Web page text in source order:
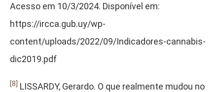
Acesso em 10/3/2024. Disponível em:
https://ircca.gub.uy/wp-
content/uploads/2022/09/Indicadores-cannabis-
dic2019.pdf
[8] LISSARDY, Gerardo. O que realmente mudou no